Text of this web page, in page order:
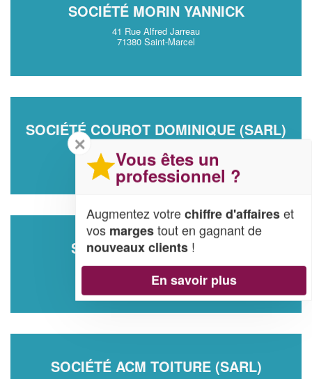
SOCIÉTÉ MORIN YANNICK
41 Rue Alfred Jarreau
71380 Saint-Marcel
SOCIÉTÉ COUROT DOMINIQUE (SARL)
12 Cite Du Merle
71250 Cluny
SOCIÉTÉ DP DAVID (SAS)
Route De Chagny
71150 Demigny
SOCIÉTÉ ACM TOITURE (SARL)
✕
Vous êtes un
professionnel ?
Augmentez votrechiffre d'affaireset
vos margestout en gagnant de
nouveaux clients !
En savoir plus